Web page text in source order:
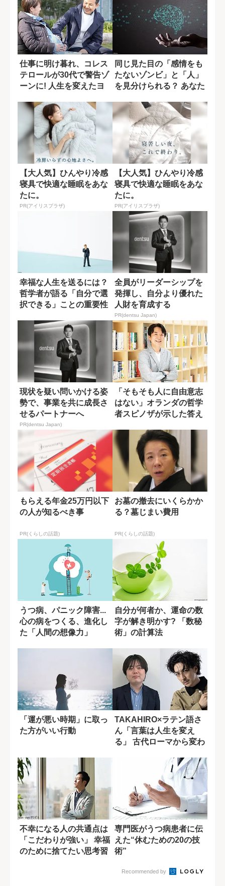
仕事に明け暮れ、コレス
テロールが30代で警告ゾ
ーンに! 人生を変えたヨ
同じ見た目の「感情をも
たないゾンビ」と「人」
を見分けられる？ あなた
【大人気】ひんやり冷感
寝具で快適な睡眠をあな
たに。
PR(アイリスプラザ)
【大人気】ひんやり冷感
寝具で快適な睡眠をあな
たに。
PR(アイリスプラザ)
幸福な人生を送るには？
哲学者が語る「自分で選
択できる」ことの重要性
全員がリーダーシップを
発揮し、自分より優れた
人財を育成する
PR(dentsu Japan)
現状を疑い問いかける姿
勢で、事業を共に成長さ
せるパートナーへ
PR(dentsu Japan)
「そもそも人に自由意志
はない」オランダの哲学
者スピノザが示した答え
もらえる年金25万円以下
の人が知るべき事
PR(くらしの話題)
お墓の撤去にいくらかか
る？墓じまい費用
PR(くらしの話題)
うつ病、パニック障害...
心の病をつくる、進化し
た「人間の想像力」
自分が何者か、運命の数
字が解き明かす? 「数秘
術」の計算法
「運が悪い時期」に取っ
た方がいい行動
TAKAHIRO×ラテン語さ
ん「言葉は人生を変え
る」 古代ローマから変わ
不幸になる人の共通点は
「こだわりが強い」 幸福
のために捨てたい思考習
専門医がうつ病患者に伝
えた“休むための20の技
術”
Recommended by